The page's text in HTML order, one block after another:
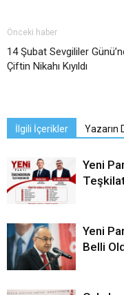
Önceki haber
14 Şubat Sevgililer
Çiftin Nikahı Kıyıldı
İlgili İçerikler Yazarın
Yeni
Yeni
Belli